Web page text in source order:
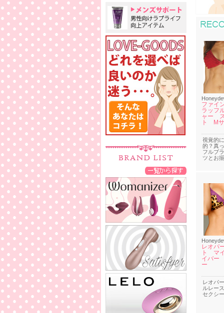
ファイ
ラッフ
ャー
ト M
視覚的
的？真
フルブ
ツとお
レオパ
ト マ
イバー
ー
レオパ
ルレー
セクシ